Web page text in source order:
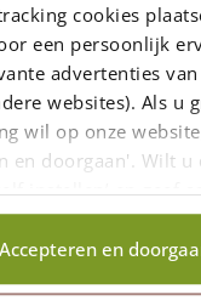
cookies
een persoonlijk
advertenties
websites). Als u
wil op onze
en doorgaan'. Wilt
instellen’ en geef
Accepteren en
Topkwaliteit hout
Vakmanschap &